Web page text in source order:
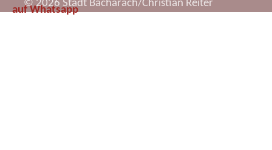
© 2026 Stadt Bacharach/Christian Reiter